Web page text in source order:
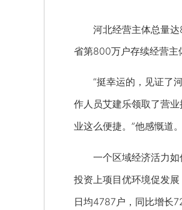
河北经营主体总量达
省第800万户存续经营主
“挺幸运的，见证了河
作人员艾建乐领取了营
业这么便捷。”他感慨道。
一个区域经济活力如
投资上项目优环境促发
日均4787户，同比增长